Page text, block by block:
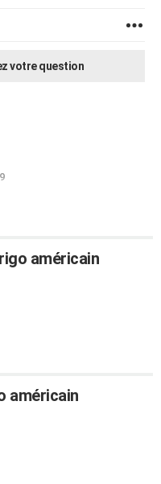
votre question
américain
américain